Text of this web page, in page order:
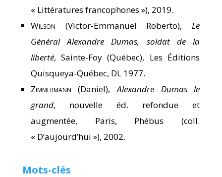
« Littératures francophones »), 2019.
Wilson (Victor-Emmanuel Roberto),Le
Général Alexandre Dumas, soldat de la
liberté, Sainte-Foy (Québec), Les Éditions
Quisqueya-Québec, DL 1977.
Zimmermann (Daniel),Alexandre Dumas le
grand, nouvelle éd. refondue et
augmentée, Paris, Phébus (coll.
« D’aujourd’hui »), 2002.
Mots-clés